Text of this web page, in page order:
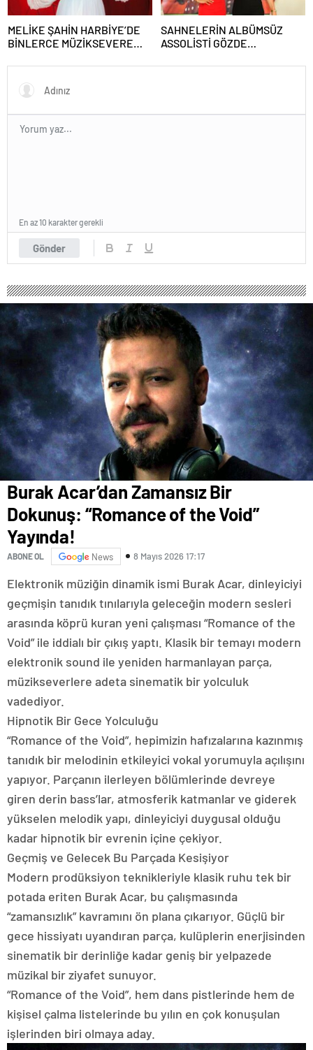
MELİKE ŞAHİN HARBİYE’DE
BİNLERCE MÜZİKSEVERE
YAŞATTI!
SAHNELERİN ALBÜMSÜZ
ASSOLİSTİ GÖZDE
MAGAZİN’DE: “SON ASSOLİST
Gönder
En az 10 karakter gerekli
Burak Acar’dan Zamansız Bir
Dokunuş: “Romance of the Void”
Yayında!
ABONE OL News 8 Mayıs 2026 17:17
Elektronik müziğin dinamik ismi Burak Acar, dinleyiciyi
geçmişin tanıdık tınılarıyla geleceğin modern sesleri
arasında köprü kuran yeni çalışması “Romance of the
Void” ile iddialı bir çıkış yaptı. Klasik bir temayı modern
elektronik sound ile yeniden harmanlayan parça,
müzikseverlere adeta sinematik bir yolculuk
vadediyor.
Hipnotik Bir Gece Yolculuğu
“Romance of the Void”, hepimizin hafızalarına kazınmış
tanıdık bir melodinin etkileyici vokal yorumuyla açılışını
yapıyor. Parçanın ilerleyen bölümlerinde devreye
giren derin bass’lar, atmosferik katmanlar ve giderek
yükselen melodik yapı, dinleyiciyi duygusal olduğu
kadar hipnotik bir evrenin içine çekiyor.
Geçmiş ve Gelecek Bu Parçada Kesişiyor
Modern prodüksiyon teknikleriyle klasik ruhu tek bir
potada eriten Burak Acar, bu çalışmasında
“zamansızlık” kavramını ön plana çıkarıyor. Güçlü bir
gece hissiyatı uyandıran parça, kulüplerin enerjisinden
sinematik bir derinliğe kadar geniş bir yelpazede
müzikal bir ziyafet sunuyor.
“Romance of the Void”, hem dans pistlerinde hem de
kişisel çalma listelerinde bu yılın en çok konuşulan
işlerinden biri olmaya aday.